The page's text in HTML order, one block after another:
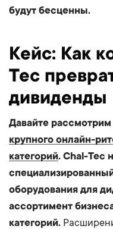
будут бесценны.
Кейс: Как
Tec
дивиденды
Давайте рассмотрим
крупного онлайн-
категорий. Chal-Tec
оборудования для
ассортимент
категорий.